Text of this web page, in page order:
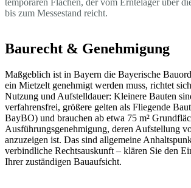
temporären Flächen, der vom Erntelager über
bis zum Messestand reicht.
Baurecht & Genehmigung
Maßgeblich ist in Bayern die Bayerische
ein Mietzelt genehmigt werden muss, richtet
Nutzung und Aufstelldauer: Kleinere Bauten
verfahrensfrei, größere gelten als Fliegende
BayBO) und brauchen ab etwa 75 m²
Ausführungsgenehmigung, deren Aufstellung
anzuzeigen ist. Das sind allgemeine
verbindliche Rechtsauskunft – klären Sie den
Ihrer zuständigen Bauaufsicht.